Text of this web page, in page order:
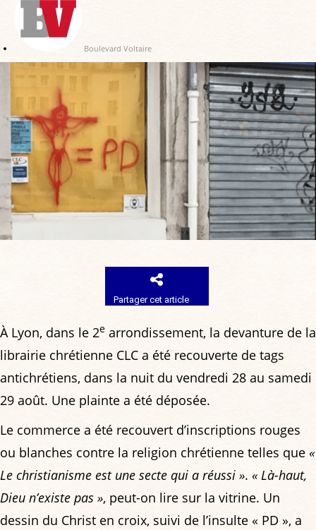
Boulevard Voltaire
Partager cet article
À Lyon, dans le 2e arrondissement, la devanture de la
librairie chrétienne CLC a été recouverte de tags
antichrétiens, dans la nuit du vendredi 28 au samedi
29 août. Une plainte a été déposée.
Le commerce a été recouvert d’inscriptions rouges
ou blanches contre la religion chrétienne telles que «
Le christianisme est une secte qui a réussi ». « Là-haut,
Dieu n’existe pas », peut-on lire sur la vitrine. Un
dessin du Christ en croix, suivi de l’insulte « PD », a